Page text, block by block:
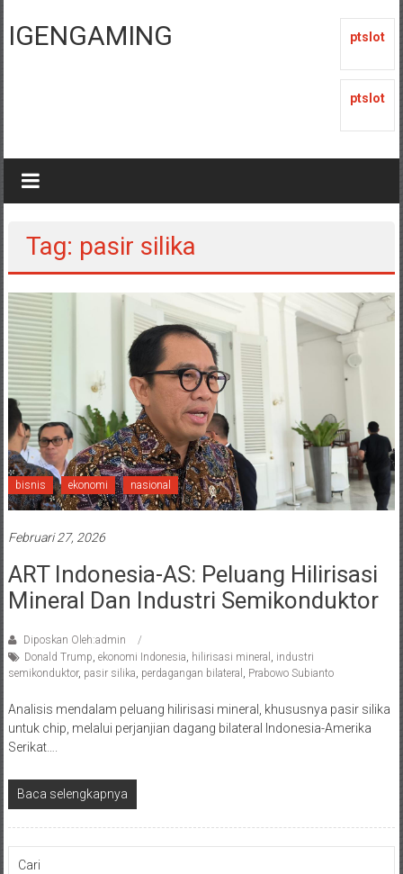
ke
konten
IGENGAMING ptslot
ptslot
Tag: pasir silika
bisnis ekonomi nasional
Februari 27, 2026
ART Indonesia-AS: Peluang Hilirisasi
Mineral Dan Industri Semikonduktor
Diposkan Oleh:admin
Donald Trump, ekonomi Indonesia, hilirisasi mineral , industri
semikonduktor, pasir silika, perdagangan bilateral , Prabowo Subianto
Analisis mendalam peluang hilirisasi mineral, khususnya pasir silika
untuk chip, melalui perjanjian dagang bilateral Indonesia-Amerika
Serikat….
Baca selengkapnya
Cari